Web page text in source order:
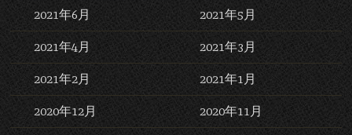
2021年6月 2021年5月
2021年4月 2021年3月
2021年2月 2021年1月
2020年12月 2020年11月